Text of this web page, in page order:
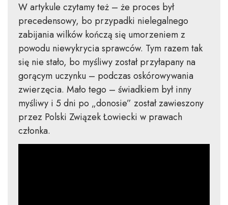
W artykule czytamy też – że proces był
precedensowy, bo przypadki nielegalnego
zabijania wilków kończą się umorzeniem z
powodu niewykrycia sprawców. Tym razem tak
się nie stało, bo myśliwy został przyłapany na
gorącym uczynku – podczas oskórowywania
zwierzęcia. Mało tego – świadkiem był inny
myśliwy i 5 dni po „donosie” został zawieszony
przez Polski Związek Łowiecki w prawach
członka.